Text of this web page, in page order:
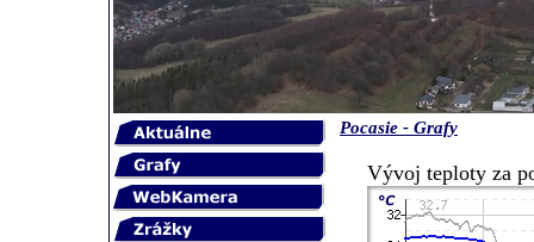
Pocasie - Grafy
Vývoj teploty za